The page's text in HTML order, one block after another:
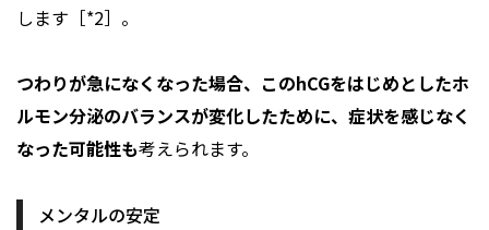
します［*2］。
つわりが急になくなった場合、このhCGをはじめとしたホ
ルモン分泌のバランスが変化したために、症状を感じなく
なった可能性も考えられます。
メンタルの安定